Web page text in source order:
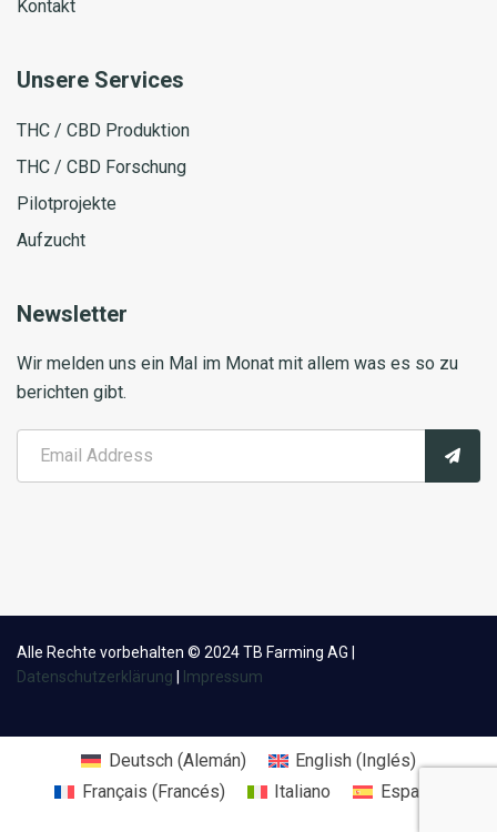
Kontakt
Unsere Services
THC / CBD Produktion
THC / CBD Forschung
Pilotprojekte
Aufzucht
Newsletter
Wir melden uns ein Mal im Monat mit allem was es so zu
berichten gibt.
Alle Rechte vorbehalten © 2024 TB Farming AG |
Datenschutzerklärung
Impressum
Deutsch(Alemán) English(Inglés)
Français (Francés) Italiano Español